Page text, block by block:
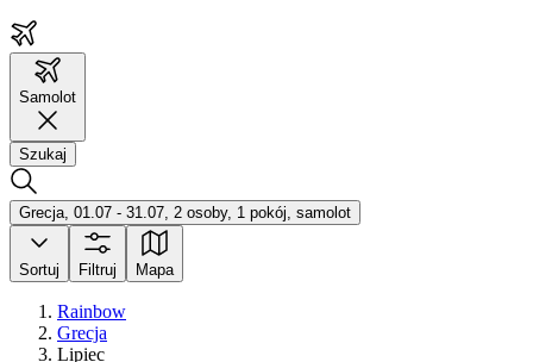
Samolot
Szukaj
Grecja, 01.07 - 31.07, 2 osoby, 1 pokój, samolot
Sortuj Filtruj Mapa
Rainbow
Grecja
Lipiec